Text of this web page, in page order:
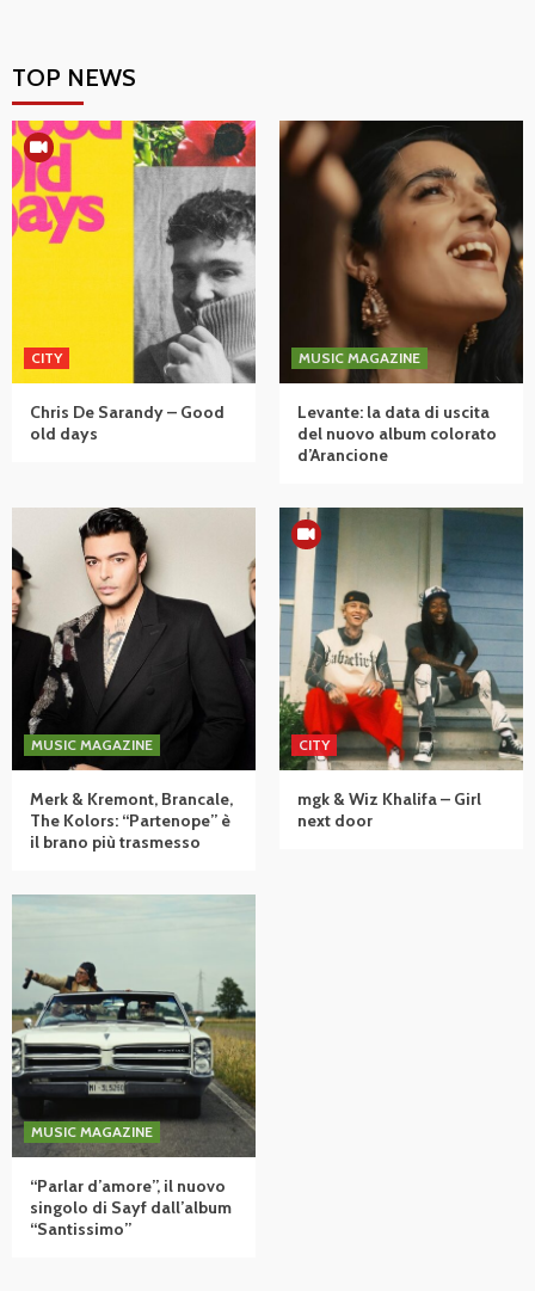
TOP NEWS
CITY
Chris De Sarandy – Good
old days
MUSIC MAGAZINE
Levante: la data di uscita
del nuovo album colorato
d’Arancione
MUSIC MAGAZINE
Merk & Kremont, Brancale,
The Kolors: “Partenope” è
il brano più trasmesso
CITY
mgk & Wiz Khalifa – Girl
next door
MUSIC MAGAZINE
“Parlar d’amore”, il nuovo
singolo di Sayf dall’album
“Santissimo”